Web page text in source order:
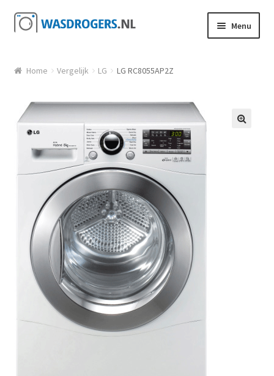
Ga door naar navigatie
Ga direct naar de inhoud Menu
Home Vergelijk LG LG RC8055AP2Z